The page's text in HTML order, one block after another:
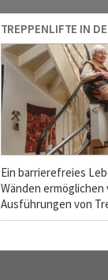
TREPPENLIFTE IN
Ein barrierefreies
Wänden
Ausführungen von